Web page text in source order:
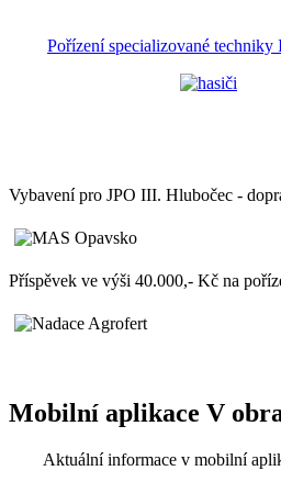
Pořízení specializované
Vybavení pro JPO III. Hlubočec -
Příspěvek ve výši 40.000,- Kč na
Mobilní aplikace V
Aktuální informace v mobilní